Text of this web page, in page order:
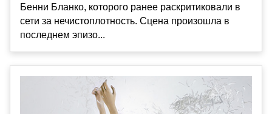
Бенни Бланко, которого ранее раскритиковали в
сети за нечистоплотность. Сцена произошла в
последнем эпизо...